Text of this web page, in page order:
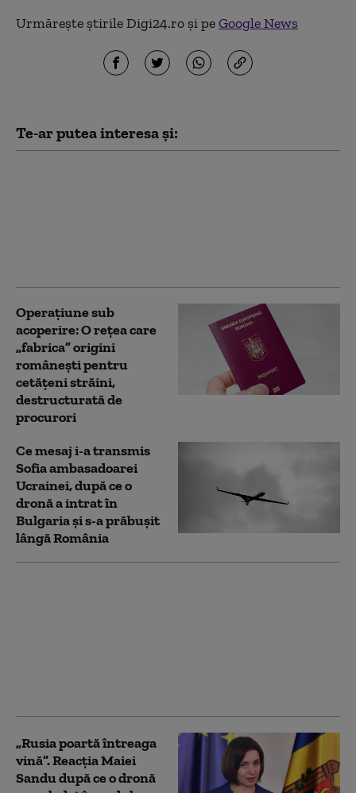
Urmărește știrile Digi24.ro și peGoogle News
Te-ar putea interesa și:
Operațiune sub
acoperire: O reţea care
„fabrica” origini
românești pentru
cetățeni străini,
destructurată de
procurori
Ce mesaj i-a transmis
Sofia ambasadoarei
Ucrainei, după ce o
dronă a intrat în
Bulgaria și s-a prăbușit
lângă România
„Rusia poartă întreaga
vină”. Reacția Maiei
Sandu după ce o dronă